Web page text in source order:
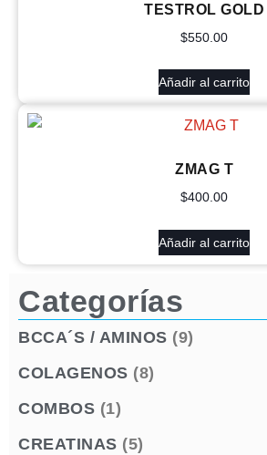
Categorías
BCCA´S / AMINOS (9)
COLAGENOS (8)
COMBOS (1)
CREATINAS (5)
TESTROL GOLD
$550.00
Añadir al carrito
ZMAG T
$400.00
Añadir al carrito